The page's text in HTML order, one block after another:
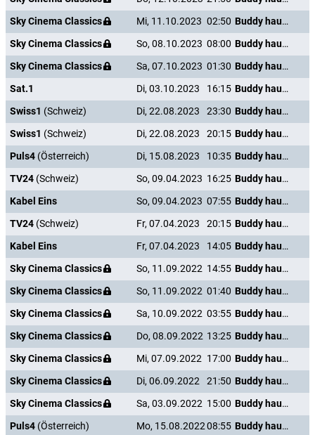
Sky Cinema Classics
Mi, 11.10.2023 02:50
Buddy haut den Lukas
Sky Cinema Classics
So, 08.10.2023 08:00
Buddy haut den Lukas
Sky Cinema Classics
Sa, 07.10.2023 01:30
Buddy haut den Lukas
Sat.1
Di, 03.10.2023 16:15
Buddy haut den Lukas
Swiss1 (Schweiz) Di, 22.08.2023 23:30
Buddy haut den Lukas
Swiss1 (Schweiz) Di, 22.08.2023 20:15
Buddy haut den Lukas
Puls4 (Österreich) Di, 15.08.2023 10:35
Buddy haut den Lukas
TV24 (Schweiz) So, 09.04.2023 16:25
Buddy haut den Lukas
Kabel Eins
So, 09.04.2023 07:55
Buddy haut den Lukas
TV24 (Schweiz) Fr, 07.04.2023 20:15
Buddy haut den Lukas
Kabel Eins
Fr, 07.04.2023 14:05
Buddy haut den Lukas
Sky Cinema Classics
So, 11.09.2022 14:55
Buddy haut den Lukas
Sky Cinema Classics
So, 11.09.2022 01:40
Buddy haut den Lukas
Sky Cinema Classics
Sa, 10.09.2022 03:55
Buddy haut den Lukas
Sky Cinema Classics
Do, 08.09.2022 13:25
Buddy haut den Lukas
Sky Cinema Classics
Mi, 07.09.2022 17:00
Buddy haut den Lukas
Sky Cinema Classics
Di, 06.09.2022 21:50
Buddy haut den Lukas
Sky Cinema Classics
Sa, 03.09.2022 15:00
Buddy haut den Lukas
Puls4 (Österreich) Mo, 15.08.202208:55
Buddy haut den Lukas